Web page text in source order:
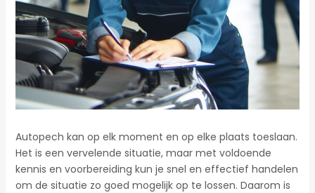
Autopech kan op elk moment en op elke plaats toeslaan.
Het is een vervelende situatie, maar met voldoende
kennis en voorbereiding kun je snel en effectief handelen
om de situatie zo goed mogelijk op te lossen. Daarom is